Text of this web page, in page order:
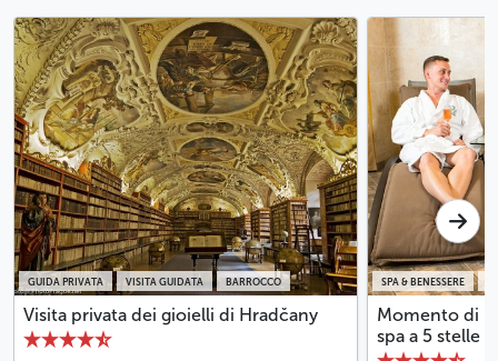
GUIDA PRIVATA VISITA GUIDATA BARROCCO
Visita privata dei gioielli di Hradčany
SPA & BENESSERE
Momento di
spa a 5 stelle a